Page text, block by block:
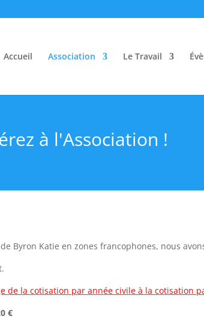
Accueil Association Le Travail
à l'Association !
Byron Katie en zones francophones, nous
de la cotisation par année civile à la cotisation
€